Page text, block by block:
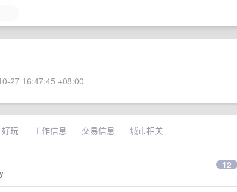
27 16:47:45 +08:00
好玩 工作信息 交易信息 城市相关
12